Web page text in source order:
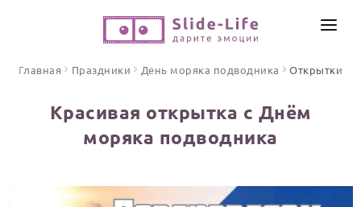
ПО ФОРМАТУ
Песни поздравления
ИНСТРУМЕНТЫ
Главная Праздники День моряка подводника Открытки
Красивая открытка с Днём
моряка подводника